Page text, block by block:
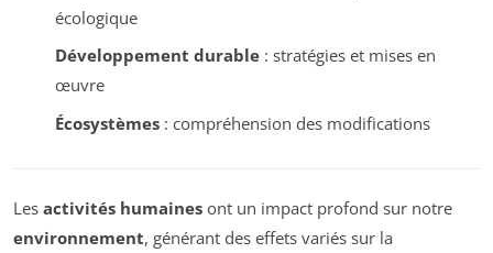
écologique
Développement durable: stratégies et mises en
œuvre
Écosystèmes: compréhension des modifications
Les activités humaines ont un impact profond sur notre
environnement, générant des effets variés sur la